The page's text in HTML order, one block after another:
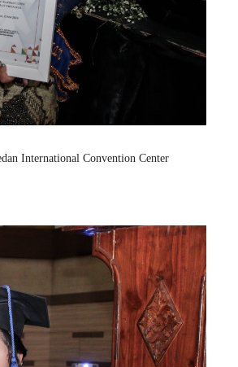
International Convention Center